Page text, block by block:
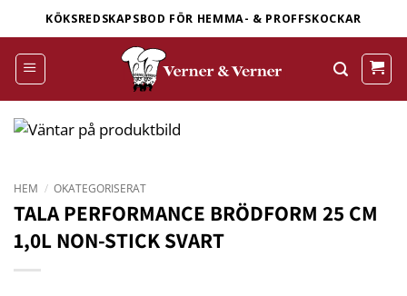
to
content
KÖKSREDSKAPSBOD FÖR HEMMA- & PROFFSKOCKAR
HEM / OKATEGORISERAT
TALA PERFORMANCE BRÖDFORM 25 CM
1,0L NON-STICK SVART